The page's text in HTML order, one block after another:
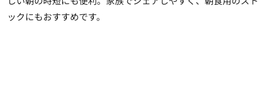
ックにもおすすめです。